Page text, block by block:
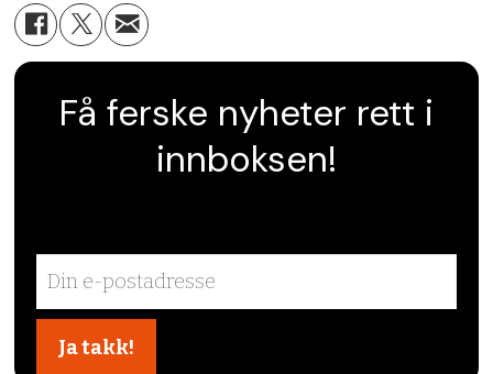
Få ferske nyheter rett i
innboksen!